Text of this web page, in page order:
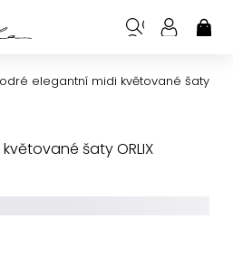
elegantní midi květované šaty
šaty ORLIX